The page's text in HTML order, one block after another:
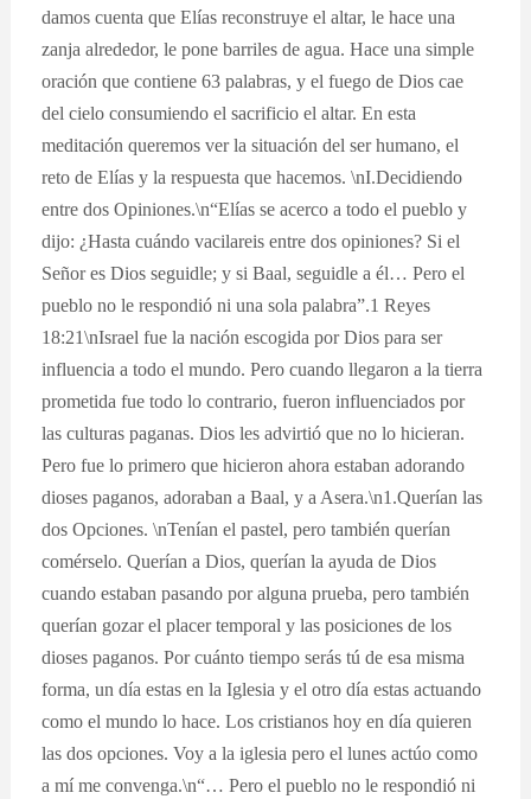
damos cuenta que Elías reconstruye el altar, le hace una
zanja alrededor, le pone barriles de agua. Hace una simple
oración que contiene 63 palabras, y el fuego de Dios cae
del cielo consumiendo el sacrificio el altar. En esta
meditación queremos ver la situación del ser humano, el
reto de Elías y la respuesta que hacemos. \nI.Decidiendo
entre dos Opiniones.\n“Elías se acerco a todo el pueblo y
dijo: ¿Hasta cuándo vacilareis entre dos opiniones? Si el
Señor es Dios seguidle; y si Baal, seguidle a él… Pero el
pueblo no le respondió ni una sola palabra”.1 Reyes
18:21\nIsrael fue la nación escogida por Dios para ser
influencia a todo el mundo. Pero cuando llegaron a la tierra
prometida fue todo lo contrario, fueron influenciados por
las culturas paganas. Dios les advirtió que no lo hicieran.
Pero fue lo primero que hicieron ahora estaban adorando
dioses paganos, adoraban a Baal, y a Asera.\n1.Querían las
dos Opciones. \nTenían el pastel, pero también querían
comérselo. Querían a Dios, querían la ayuda de Dios
cuando estaban pasando por alguna prueba, pero también
querían gozar el placer temporal y las posiciones de los
dioses paganos. Por cuánto tiempo serás tú de esa misma
forma, un día estas en la Iglesia y el otro día estas actuando
como el mundo lo hace. Los cristianos hoy en día quieren
las dos opciones. Voy a la iglesia pero el lunes actúo como
a mí me convenga.\n“… Pero el pueblo no le respondió ni